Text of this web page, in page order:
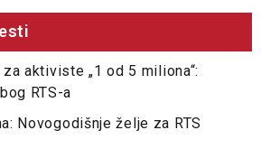
aktiviste „1 od 5 miliona“:
RTS-a
Novogodišnje želje za RTS